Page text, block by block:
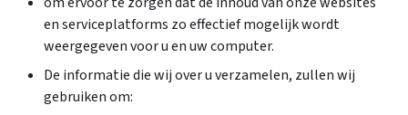
en serviceplatforms zo effectief mogelijk wordt
weergegeven voor u en uw computer.
De informatie die wij over u verzamelen, zullen wij
gebruiken om: